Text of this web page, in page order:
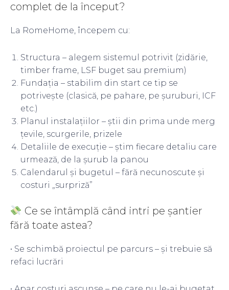
complet de la început?
La RomeHome, începem cu:
Structura – alegem sistemul potrivit (zidărie,
timber frame, LSF buget sau premium)
Fundația – stabilim din start ce tip se
potrivește (clasică, pe pahare, pe șuruburi, ICF
etc.)
Planul instalațiilor – știi din prima unde merg
țevile, scurgerile, prizele
Detaliile de execuție – știm fiecare detaliu care
urmează, de la șurub la panou
Calendarul și bugetul – fără necunoscute și
costuri „surpriză”
Ce se întâmplă când intri pe șantier
fără toate astea?
• Se schimbă proiectul pe parcurs – și trebuie să
refaci lucrări